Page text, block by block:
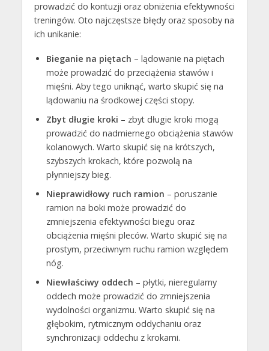
prowadzić do kontuzji oraz obniżenia efektywności
treningów. Oto najczęstsze błędy oraz sposoby na
ich unikanie:
Bieganie na piętach – lądowanie na piętach
może prowadzić do przeciążenia stawów i
mięśni. Aby tego uniknąć, warto skupić się na
lądowaniu na środkowej części stopy.
Zbyt długie kroki – zbyt długie kroki mogą
prowadzić do nadmiernego obciążenia stawów
kolanowych. Warto skupić się na krótszych,
szybszych krokach, które pozwolą na
płynniejszy bieg.
Nieprawidłowy ruch ramion – poruszanie
ramion na boki może prowadzić do
zmniejszenia efektywności biegu oraz
obciążenia mięśni pleców. Warto skupić się na
prostym, przeciwnym ruchu ramion względem
nóg.
Niewłaściwy oddech – płytki, nieregularny
oddech może prowadzić do zmniejszenia
wydolności organizmu. Warto skupić się na
głębokim, rytmicznym oddychaniu oraz
synchronizacji oddechu z krokami.